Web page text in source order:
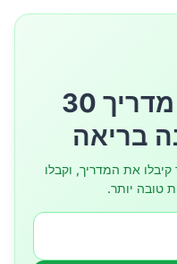
🎁 קבלו חינם: מדריך 30
בריאה
שכבר קיבלו את המדריך, וקבלו
טובה יותר.